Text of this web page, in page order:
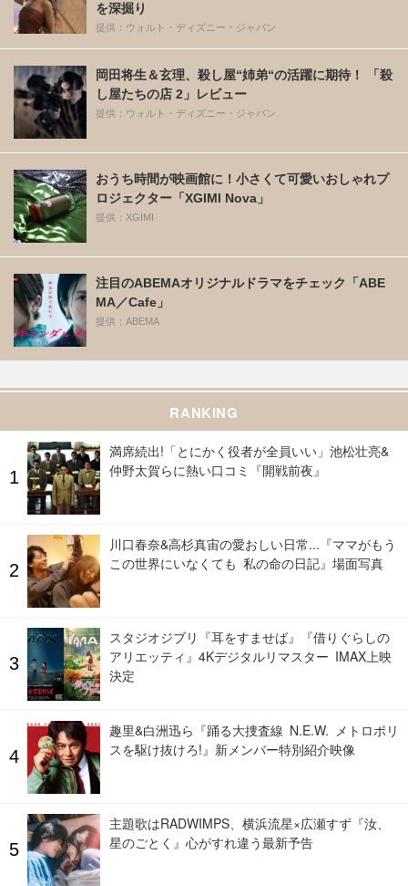
を深掘り
提供：ウォルト・ディズニー・ジャパン
岡田将生＆玄理、殺し屋“姉弟“の活躍に期待！ 「殺
し屋たちの店 2」レビュー
提供：ウォルト・ディズニー・ジャパン
おうち時間が映画館に！小さくて可愛いおしゃれプ
ロジェクター「XGIMI Nova」
提供：XGIMI
注目のABEMAオリジナルドラマをチェック「ABE
MA／Cafe」
提供：ABEMA
RANKING
満席続出!「とにかく役者が全員いい」池松壮亮&
仲野太賀らに熱い口コミ『開戦前夜』
川口春奈&高杉真宙の愛おしい日常...『ママがもう
この世界にいなくても 私の命の日記』場面写真
スタジオジブリ『耳をすませば』『借りぐらしの
アリエッティ』4Kデジタルリマスター IMAX上映
決定
趣里&白洲迅ら『踊る大捜査線 N.E.W. メトロポリ
スを駆け抜けろ!』新メンバー特別紹介映像
主題歌はRADWIMPS、横浜流星×広瀬すず『汝、
星のごとく』心がすれ違う最新予告